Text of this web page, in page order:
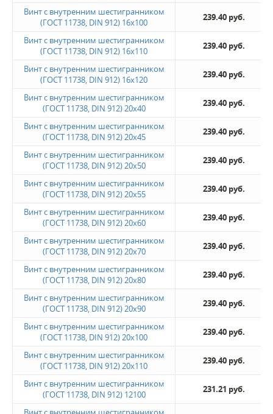
Винт с внутренним шестигранником
(ГОСТ 11738, DIN 912) 16х100
239.40 руб.
Винт с внутренним шестигранником
(ГОСТ 11738, DIN 912) 16х110
239.40 руб.
Винт с внутренним шестигранником
(ГОСТ 11738, DIN 912) 16х120
239.40 руб.
Винт с внутренним шестигранником
(ГОСТ 11738, DIN 912) 20х40
239.40 руб.
Винт с внутренним шестигранником
(ГОСТ 11738, DIN 912) 20х45
239.40 руб.
Винт с внутренним шестигранником
(ГОСТ 11738, DIN 912) 20х50
239.40 руб.
Винт с внутренним шестигранником
(ГОСТ 11738, DIN 912) 20х55
239.40 руб.
Винт с внутренним шестигранником
(ГОСТ 11738, DIN 912) 20х60
239.40 руб.
Винт с внутренним шестигранником
(ГОСТ 11738, DIN 912) 20х70
239.40 руб.
Винт с внутренним шестигранником
(ГОСТ 11738, DIN 912) 20х80
239.40 руб.
Винт с внутренним шестигранником
(ГОСТ 11738, DIN 912) 20х90
239.40 руб.
Винт с внутренним шестигранником
(ГОСТ 11738, DIN 912) 20х100
239.40 руб.
Винт с внутренним шестигранником
(ГОСТ 11738, DIN 912) 20х110
239.40 руб.
Винт с внутренним шестигранником
(ГОСТ 11738, DIN 912) 12100
231.21 руб.